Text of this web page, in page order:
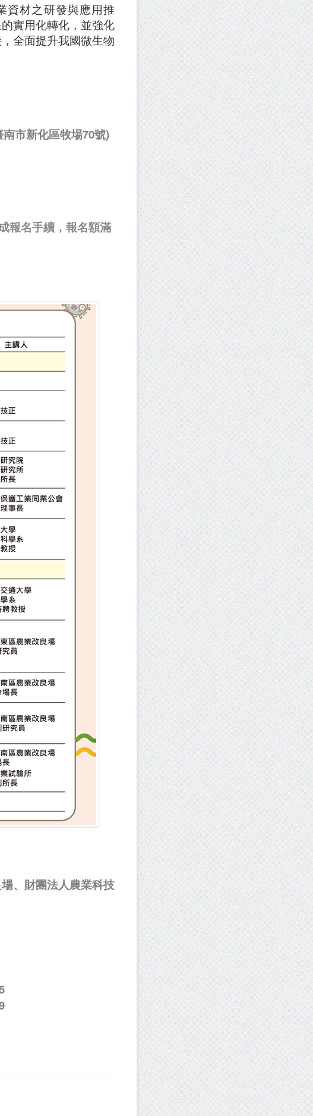
材之研發與應用推
實用化轉化，並強化
全面提升我國微生物
市新化區牧場70號)
報名手續，報名額滿
、財團法人農業科技